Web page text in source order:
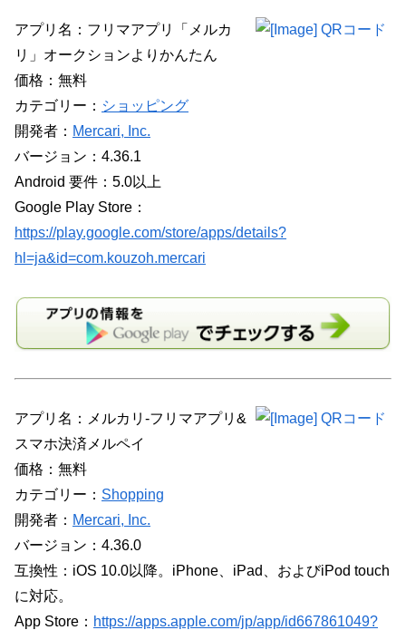
アプリ名：フリマアプリ「メルカ
リ」オークションよりかんたん
価格：無料
カテゴリー： ショッピング
開発者： Mercari, Inc.
バージョン：4.36.1
Android 要件：5.0以上
Google Play Store：
https://play.google.com/store/apps/details?
hl=ja&id=com.kouzoh.mercari
アプリ名：メルカリ-フリマアプリ&
スマホ決済メルペイ
価格：無料
カテゴリー： Shopping
開発者： Mercari, Inc.
バージョン：4.36.0
互換性：iOS 10.0以降。iPhone、iPad、およびiPod touch
に対応。
App Store： https://apps.apple.com/jp/app/id667861049?